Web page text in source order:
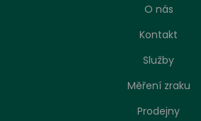
O nás
Kontakt
Služby
Měření zraku
Prodejny